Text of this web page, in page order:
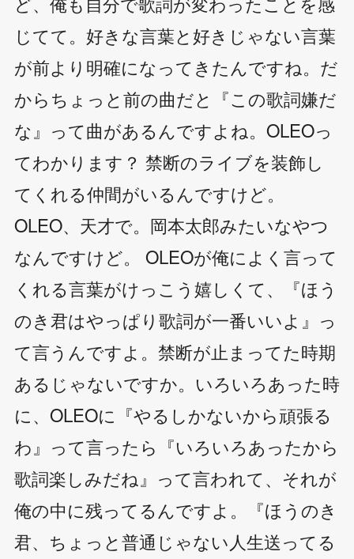
じてて。好きな言葉と好きじゃない言葉
が前より明確になってきたんですね。だ
からちょっと前の曲だと『この歌詞嫌だ
な』って曲があるんですよね。OLEOっ
てわかります？ 禁断のライブを装飾し
てくれる仲間がいるんですけど。
OLEO、天才で。岡本太郎みたいなやつ
なんですけど。 OLEOが俺によく言って
くれる言葉がけっこう嬉しくて、『ほう
のき君はやっぱり歌詞が一番いいよ』っ
て言うんですよ。禁断が止まってた時期
あるじゃないですか。いろいろあった時
に、OLEOに『やるしかないから頑張る
わ』って言ったら『いろいろあったから
歌詞楽しみだね』って言われて、それが
俺の中に残ってるんですよ。『ほうのき
君、ちょっと普通じゃない人生送ってる